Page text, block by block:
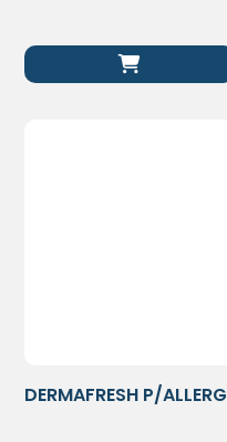
DERMAFRESH P/ALLERG